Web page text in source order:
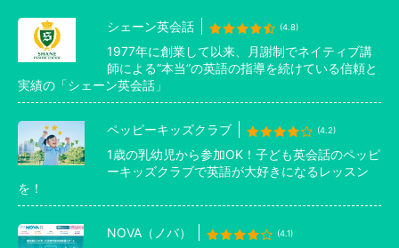
シェーン英会話 (4.8)
1977年に創業して以来、月謝制でネイティブ講
師による”本当”の英語の指導を続けている信頼と
実績の「シェーン英会話」
ペッピーキッズクラブ (4.2)
1歳の乳幼児から参加OK！子ども英会話のペッピ
ーキッズクラブで英語が大好きになるレッスン
を！
NOVA（ノバ） (4.1)